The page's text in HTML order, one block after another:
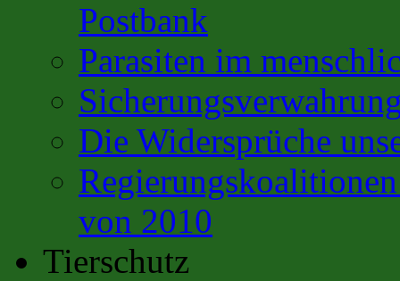
Postbank
Parasiten im
Die Widersprüche
von 2010
Tierschutz